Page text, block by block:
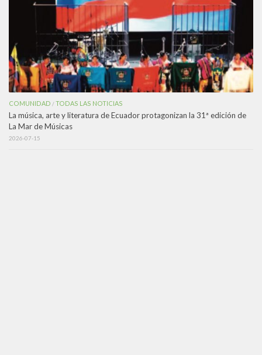
COMUNIDAD /TODAS LAS NOTICIAS
La música, arte y literatura de Ecuador protagonizan la 31ª edición de
La Mar de Músicas
2026-07-15